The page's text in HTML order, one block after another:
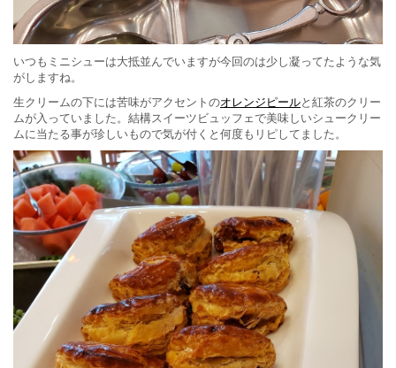
いつもミニシューは大抵並んでいますが今回のは少し凝ってたような気
がしますね。
生クリームの下には苦味がアクセントのオレンジピールと紅茶のクリー
ムが入っていました。結構スイーツビュッフェで美味しいシュークリー
ムに当たる事が珍しいもので気が付くと何度もリピしてました。